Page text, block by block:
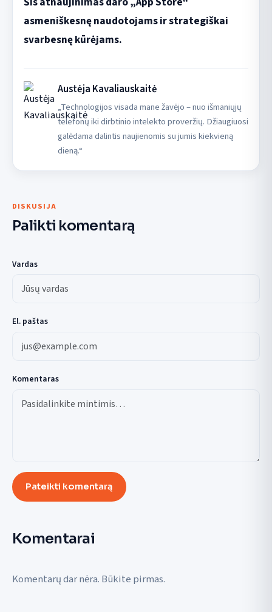
asmeniškesnę naudotojams ir strategiškai
svarbesnę kūrėjams.
Austėja Kavaliauskaitė
„Technologijos visada mane žavėjo – nuo išmaniųjų
telefonų iki dirbtinio intelekto proveržių. Džiaugiuosi
galėdama dalintis naujienomis su jumis kiekvieną
dieną.“
DISKUSIJA
Palikti komentarą
Vardas
El. paštas
Komentaras
Pateikti komentarą
Komentarai
Komentarų dar nėra. Būkite pirmas.